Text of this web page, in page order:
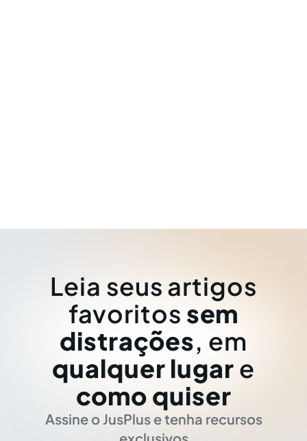
Leia seus artigos
favoritos sem
distrações, em
qualquer lugar e
como quiser
Assine o JusPlus e tenha recursos